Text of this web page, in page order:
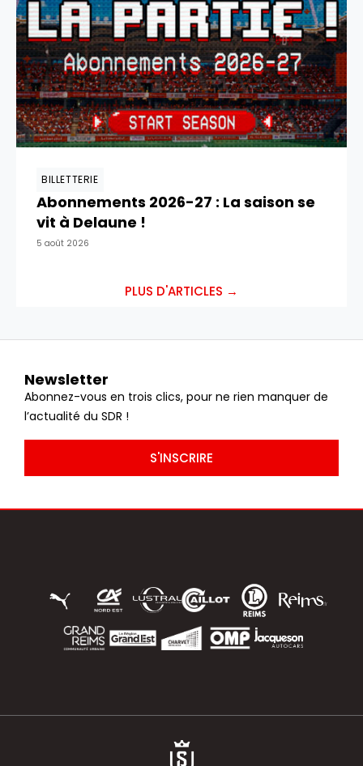
BILLETTERIE
Abonnements 2026-27 : La saison se
vit à Delaune !
5 août 2026
PLUS D'ARTICLES →
Newsletter
Abonnez-vous en trois clics, pour ne rien manquer de
l’actualité du SDR !
S'INSCRIRE